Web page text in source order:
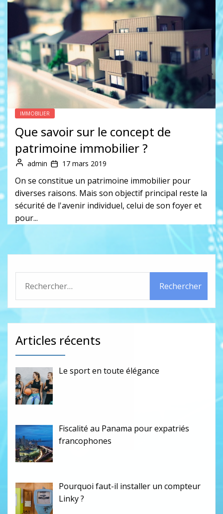
IMMOBILIER
Que savoir sur le concept de
patrimoine immobilier ?
admin 17 mars 2019
On se constitue un patrimoine immobilier pour
diverses raisons. Mais son objectif principal reste la
sécurité de l'avenir individuel, celui de son foyer et
pour...
Articles récents
Le sport en toute élégance
Fiscalité au Panama pour expatriés
francophones
Pourquoi faut-il installer un compteur
Linky ?